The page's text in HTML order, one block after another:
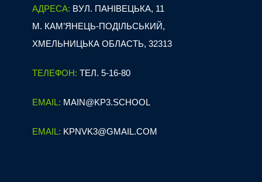
АДРЕСА: ВУЛ. ПАНІВЕЦЬКА, 11
М. КАМ’ЯНЕЦЬ-ПОДІЛЬСЬКИЙ,
ХМЕЛЬНИЦЬКА ОБЛАСТЬ, 32313
ТЕЛЕФОН: ТЕЛ. 5-16-80
EMAIL: MAIN@KP3.SCHOOL
EMAIL: KPNVK3@GMAIL.COM